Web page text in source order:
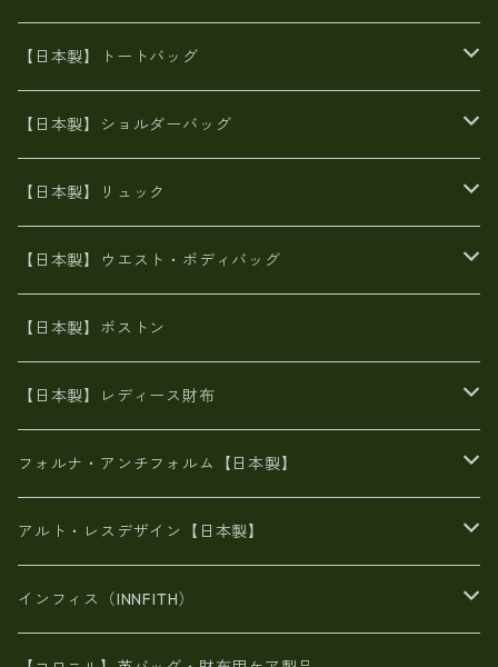
エナメル（パテント）レザー
牛革製品トート・ショルダー
牛革製品リュック
【日本製】トートバッグ
火山灰染めバッグ
8号帆布
豊岡製
ヌメ革バッグ
Ａ3サイズ
オイルレザー
エナメル
がま口
リネン
メタリック
スエード
【日本製】ショルダーバッグ
漂流ロープバッグ
6号蝋引き帆布
火山灰染めバッグ
8号帆布
財布ポシェット
牛革
メタリック
オイルレザー
６号蝋引き帆布
豊岡製品
エナメルクロコ
がま口
斜め掛け
【日本製】リュック
帆布
豊岡
豊岡製
牛革
日本製
【日本製】ウエスト・ボディバッグ
帆布
【日本製】ボストン
【日本製】レディース財布
二つ折り財布
がま口財布
スペインレザー
長財布
スペインレザー
佐賀牛革
L字ファスナー財布
スペインレザー
フォルナ・アンチフォルム【日本製】
BAG
財布・小物
アルト・レスデザイン【日本製】
BAG
インフィス（INNFITH）